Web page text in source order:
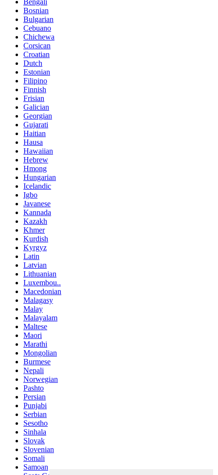
Bengali
Bosnian
Bulgarian
Cebuano
Chichewa
Corsican
Croatian
Dutch
Estonian
Filipino
Finnish
Frisian
Galician
Georgian
Gujarati
Haitian
Hausa
Hawaiian
Hebrew
Hmong
Hungarian
Icelandic
Igbo
Javanese
Kannada
Kazakh
Khmer
Kurdish
Kyrgyz
Latin
Latvian
Lithuanian
Luxembou..
Macedonian
Malagasy
Malay
Malayalam
Maltese
Maori
Marathi
Mongolian
Burmese
Nepali
Norwegian
Pashto
Persian
Punjabi
Serbian
Sesotho
Sinhala
Slovak
Slovenian
Somali
Samoan